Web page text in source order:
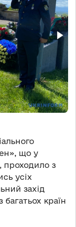
що у
проходило з
усіх
захід
багатьох країн